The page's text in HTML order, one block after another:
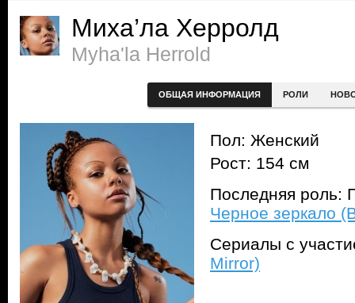
Миха’ла Херролд
Myha'la Herrold
ОБЩАЯ ИНФОРМАЦИЯ РОЛИ
Пол: Женский
Рост: 154 см
Последняя роль:
Черное зеркало
Сериалы с
Mirror)